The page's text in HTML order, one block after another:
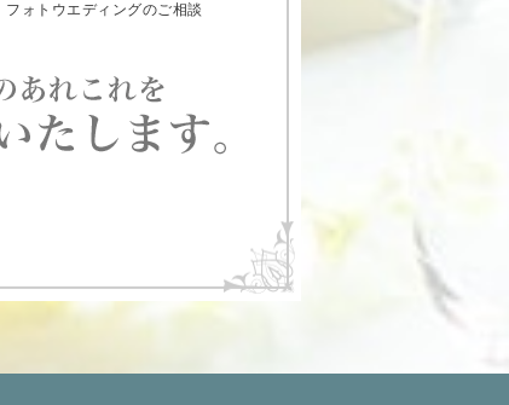
フォトウエディングのご相談